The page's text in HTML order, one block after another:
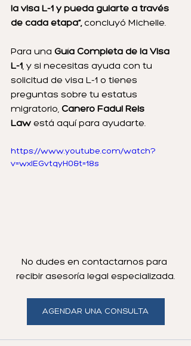
la visa L-1 y pueda guiarte a través
de cada etapa”, concluyó Michelle.
Para una Guía Completa de la Visa
L-1, y si necesitas ayuda con tu
solicitud de visa L-1 o tienes
preguntas sobre tu estatus
migratorio, Canero Fadul Reis
Law está aquí para ayudarte.
https://www.youtube.com/watch?
v=wxIEGvtqyH0&t=18s
No dudes en contactarnos para
recibir asesoría legal especializada.
AGENDAR UNA CONSULTA